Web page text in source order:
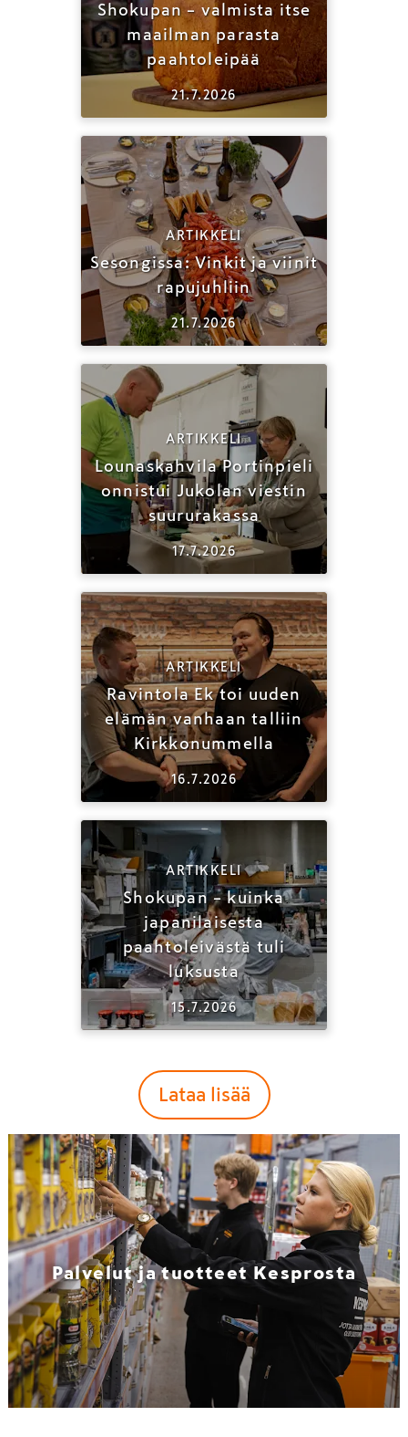
Shokupan – valmista itse
maailman parasta
paahtoleipää
21.7.2026
ARTIKKELI
Sesongissa: Vinkit ja viinit
rapujuhliin
21.7.2026
ARTIKKELI
Lounaskahvila Portinpieli
onnistui Jukolan viestin
suururakassa
17.7.2026
ARTIKKELI
Ravintola Ek toi uuden
elämän vanhaan talliin
Kirkkonummella
16.7.2026
ARTIKKELI
Shokupan – kuinka
japanilaisesta
paahtoleivästä tuli
luksusta
15.7.2026
Lataa lisää
Palvelut ja tuotteet Kesprosta